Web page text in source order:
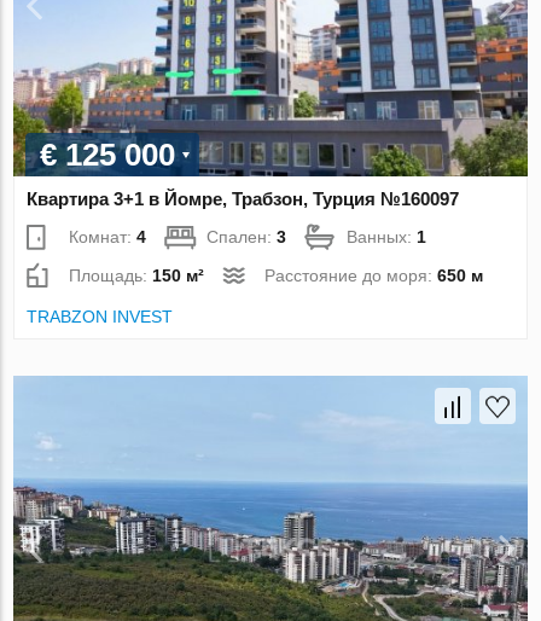
€ 125 000
Квартира 3+1 в Йомре, Трабзон, Турция №160097
Комнат:4 Спален:3 Ванных: 1
Площадь: 150 м² Расстояние до моря:650 м
TRABZON INVEST